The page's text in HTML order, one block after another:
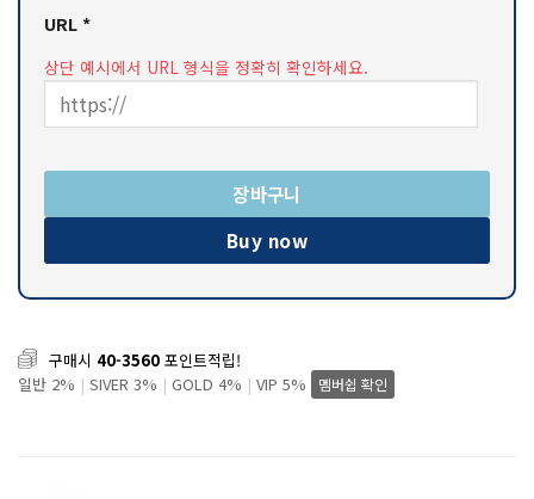
URL*
상단 예시에서 URL 형식을 정확히 확인하세요.
장바구니
Buy now
구매시 40-3560 포인트적립!
일반 2% | SIVER 3% | GOLD 4% | VIP 5% 멤버쉽 확인